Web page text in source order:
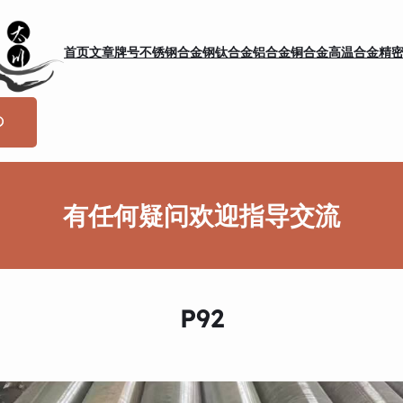
首页文章牌号不锈钢合金钢钛合金铝合金铜合金高温合金精
有任何疑问欢迎指导交流
P92